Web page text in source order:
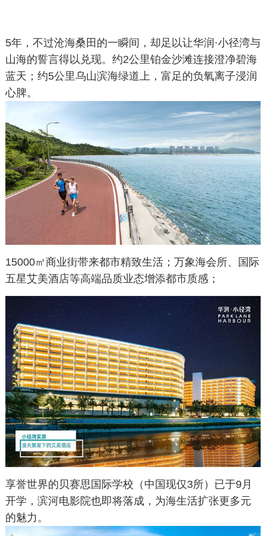
5年，不过沧海桑田的一瞬间，却足以让华润·小径湾与
山海的誓言得以兑现。约2公里铂金沙滩连接澄净碧海
蓝天；约5公里乌山滨海绿道上，富足的负氧离子浸润
心脾。
15000㎡商业街带来都市精致生活；万象海会所、国际
五星艾美酒店等高端品质业态增添都市质感；
享誉世界的贝赛思国际学校（中国现仅3所）已于9月
开学，滨河电影院也即将落成，为海生活扩张更多元
的魅力。